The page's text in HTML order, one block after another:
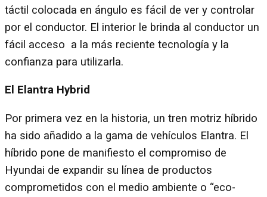
táctil colocada en ángulo es fácil de ver y controlar
por el conductor. El interior le brinda al conductor un
fácil acceso a la más reciente tecnología y la
confianza para utilizarla.
El Elantra Hybrid
Por primera vez en la historia, un tren motriz híbrido
ha sido añadido a la gama de vehículos Elantra. El
híbrido pone de manifiesto el compromiso de
Hyundai de expandir su línea de productos
comprometidos con el medio ambiente o “eco-